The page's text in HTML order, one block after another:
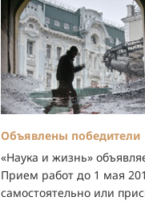
Объявлены победители
«Наука и жизнь»
Прием работ до 1 мая
самостоятельно или